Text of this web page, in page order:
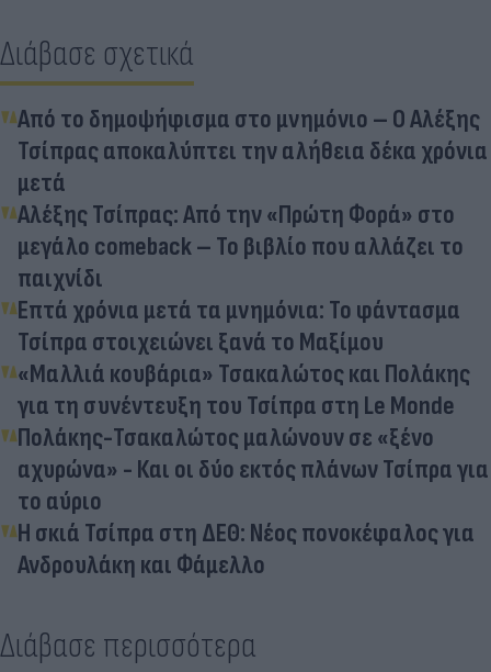
Διάβασε σχετικά
Από το δημοψήφισμα στο μνημόνιο – Ο Αλέξης
Τσίπρας αποκαλύπτει την αλήθεια δέκα χρόνια
μετά
Αλέξης Τσίπρας: Από την «Πρώτη Φορά» στο
μεγάλο comeback – Το βιβλίο που αλλάζει το
παιχνίδι
Επτά χρόνια μετά τα μνημόνια: Το φάντασμα
Τσίπρα στοιχειώνει ξανά το Μαξίμου
«Μαλλιά κουβάρια» Τσακαλώτος και Πολάκης
για τη συνέντευξη του Τσίπρα στη Le Monde
Πολάκης-Τσακαλώτος μαλώνουν σε «ξένο
αχυρώνα» - Και οι δύο εκτός πλάνων Τσίπρα για
το αύριο
Η σκιά Τσίπρα στη ΔΕΘ: Νέος πονοκέφαλος για
Ανδρουλάκη και Φάμελλο
Διάβασε περισσότερα